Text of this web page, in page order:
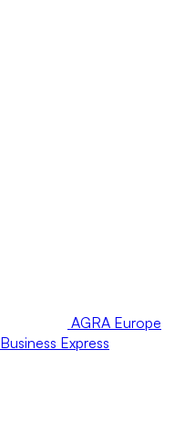
AGRA Europe
Business Express